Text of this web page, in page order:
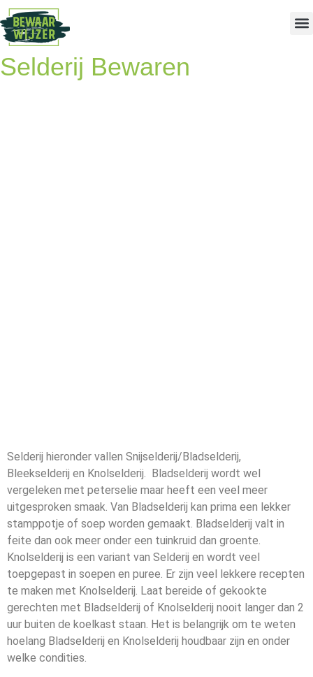
Selderij Bewaren
Selderij hieronder vallen Snijselderij/Bladselderij,
Bleekselderij en Knolselderij. Bladselderij wordt wel
vergeleken met peterselie maar heeft een veel meer
uitgesproken smaak. Van Bladselderij kan prima een lekker
stamppotje of soep worden gemaakt. Bladselderij valt in
feite dan ook meer onder een tuinkruid dan groente.
Knolselderij is een variant van Selderij en wordt veel
toepgepast in soepen en puree. Er zijn veel lekkere recepten
te maken met Knolselderij. Laat bereide of gekookte
gerechten met Bladselderij of Knolselderij nooit langer dan 2
uur buiten de koelkast staan. Het is belangrijk om te weten
hoelang Bladselderij en Knolselderij houdbaar zijn en onder
welke condities.